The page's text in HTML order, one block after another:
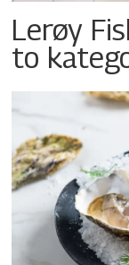
Lerøy
to